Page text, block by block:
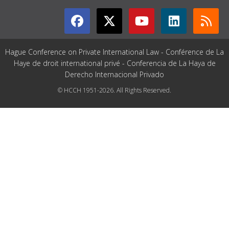
Hague Conference on Private International Law - Conférence de La
Haye de droit international privé - Conferencia de La Haya de
Derecho Internacional Privado
© HCCH 1951-2026. All Rights Reserved.